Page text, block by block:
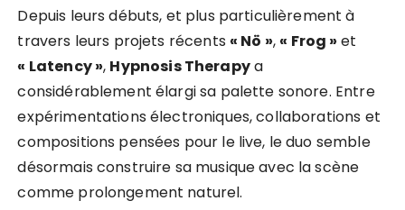
Depuis leurs débuts, et plus particulièrement à
travers leurs projets récents « Nö », « Frog » et
« Latency », Hypnosis Therapya
considérablement élargi sa palette sonore. Entre
expérimentations électroniques, collaborations et
compositions pensées pour le live, le duo semble
désormais construire sa musique avec la scène
comme prolongement naturel.